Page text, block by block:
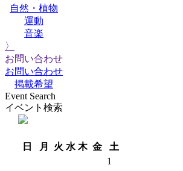
自然・植物
運動
音楽
〉
お問い合わせ
お問い合わせ
掲載希望
Event Search
イベント検索
日
月 火 水 木 金
土
1